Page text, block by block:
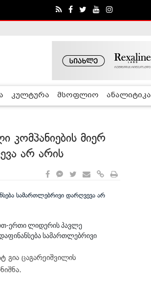
კულტურა მსოფლიო ანალიტიკა
კომპანიების მიერ
არ არის
ერთი ლიდერის პავლე
სამართლებრივი
გია ცაგარეიშვილის